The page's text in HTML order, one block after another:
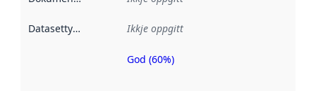
Datasettype Ikkje oppgitt
Metadatakvalitet
God (60%)